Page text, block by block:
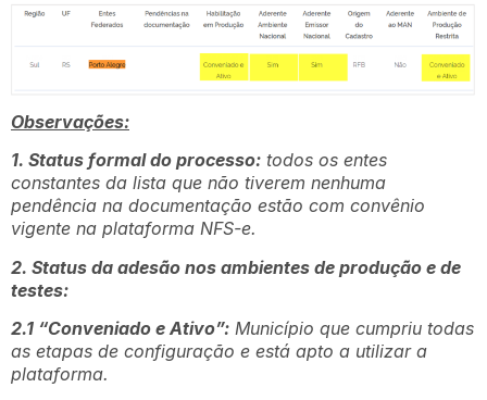
Observações:
1. Status formal do processo: todos os entes
constantes da lista que não tiverem nenhuma
pendência na documentação estão com convênio
vigente na plataforma NFS-e.
2. Status da adesão nos ambientes de produção e de
testes:
2.1 “Conveniado e Ativo”: Município que cumpriu todas
as etapas de configuração e está apto a utilizar a
plataforma.